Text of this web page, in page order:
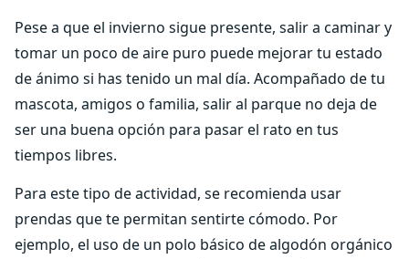
Pese a que el invierno sigue presente, salir a caminar y
tomar un poco de aire puro puede mejorar tu estado
de ánimo si has tenido un mal día. Acompañado de tu
mascota, amigos o familia, salir al parque no deja de
ser una buena opción para pasar el rato en tus
tiempos libres.
Para este tipo de actividad, se recomienda usar
prendas que te permitan sentirte cómodo. Por
ejemplo, el uso de un polo básico de algodón orgánico